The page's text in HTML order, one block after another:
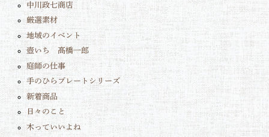
中川政七商店
厳選素材
地域のイベント
壺いち 髙橋一郎
庭師の仕事
手のひらプレートシリーズ
新着商品
日々のこと
木っていいよね